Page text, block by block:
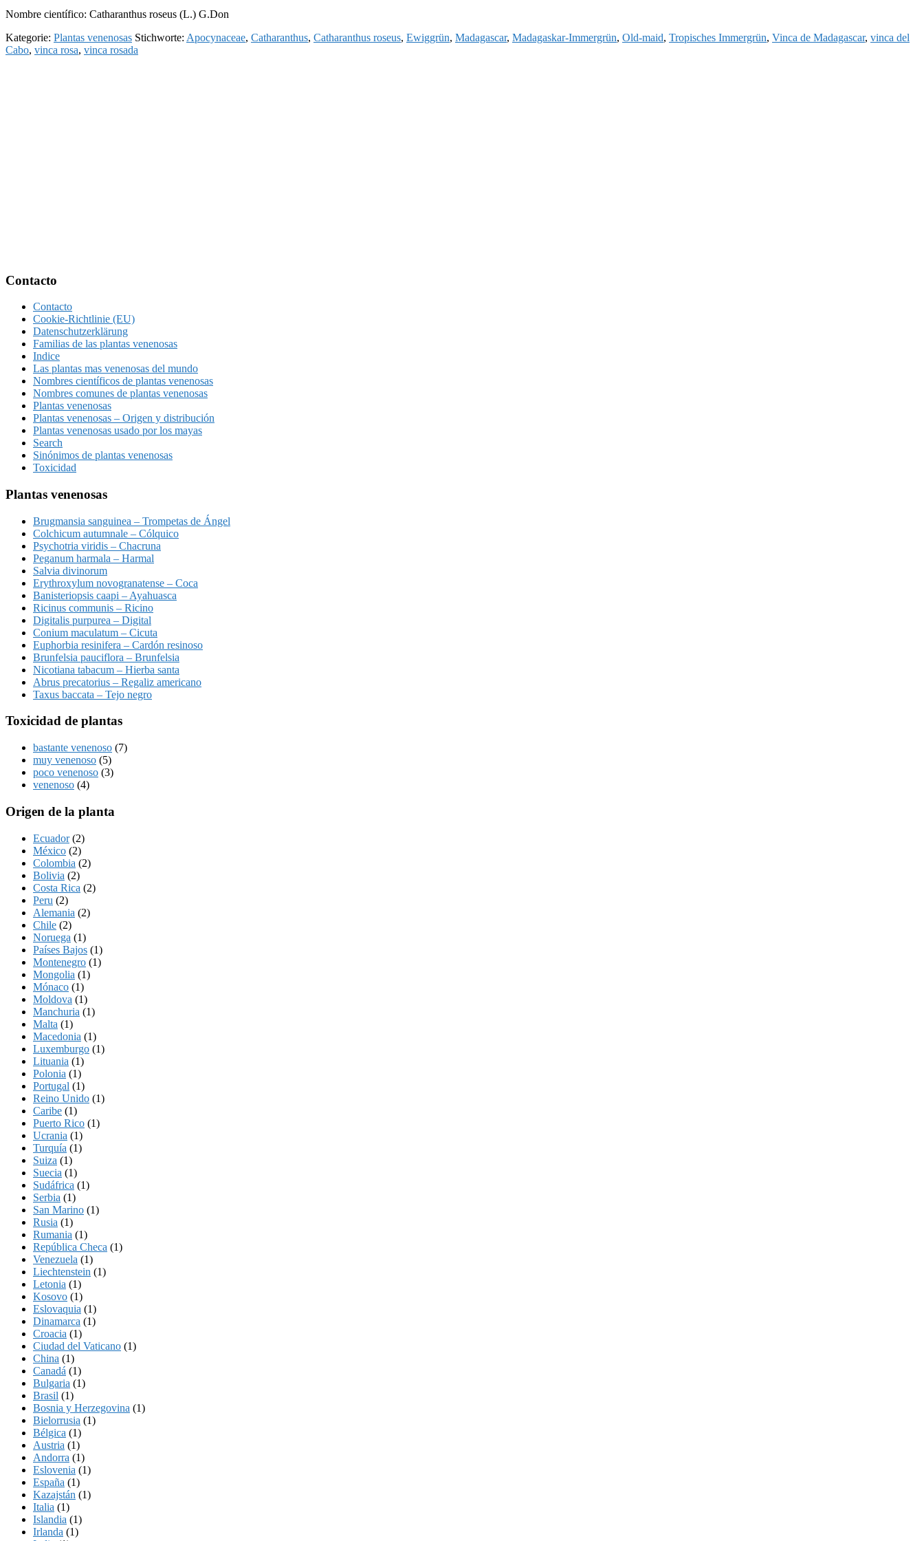
Nombre científico: Catharanthus roseus (L.) G.Don
Kategorie: Plantas venenosas Stichworte: Apocynaceae, Catharanthus, Catharanthus roseus, Ewiggrün, Madagascar, Madagaskar-Immergrün, Old-maid, Tropisches Immergrün, Vinca de Madagascar, vinca del
Cabo, vinca rosa, vinca rosada
Footer
Contacto
Contacto
Cookie-Richtlinie (EU)
Datenschutzerklärung
Familias de las plantas venenosas
Indice
Las plantas mas venenosas del mundo
Nombres científicos de plantas venenosas
Nombres comunes de plantas venenosas
Plantas venenosas
Plantas venenosas – Origen y distribución
Plantas venenosas usado por los mayas
Search
Sinónimos de plantas venenosas
Toxicidad
Plantas venenosas
Brugmansia sanguinea – Trompetas de Ángel
Colchicum autumnale – Cólquico
Psychotria viridis – Chacruna
Peganum harmala – Harmal
Salvia divinorum
Erythroxylum novogranatense – Coca
Banisteriopsis caapi – Ayahuasca
Ricinus communis – Ricino
Digitalis purpurea – Digital
Conium maculatum – Cicuta
Euphorbia resinifera – Cardón resinoso
Brunfelsia pauciflora – Brunfelsia
Nicotiana tabacum – Hierba santa
Abrus precatorius – Regaliz americano
Taxus baccata – Tejo negro
Toxicidad de plantas
bastante venenoso (7)
muy venenoso (5)
poco venenoso (3)
venenoso (4)
Origen de la planta
Ecuador(2)
México (2)
Colombia (2)
Bolivia (2)
Costa Rica (2)
Peru (2)
Alemania (2)
Chile (2)
Noruega (1)
Países Bajos (1)
Montenegro (1)
Mongolia (1)
Mónaco (1)
Moldova (1)
Manchuria (1)
Malta (1)
Macedonia (1)
Luxemburgo (1)
Lituania (1)
Polonia (1)
Portugal (1)
Reino Unido (1)
Caribe (1)
Puerto Rico (1)
Ucrania (1)
Turquía (1)
Suiza (1)
Suecia (1)
Sudáfrica (1)
Serbia (1)
San Marino (1)
Rusia (1)
Rumania (1)
República Checa (1)
Venezuela (1)
Liechtenstein (1)
Letonia (1)
Kosovo (1)
Eslovaquia (1)
Dinamarca (1)
Croacia (1)
Ciudad del Vaticano (1)
China (1)
Canadá (1)
Bulgaria (1)
Brasil (1)
Bosnia y Herzegovina (1)
Bielorrusia (1)
Bélgica (1)
Austria (1)
Andorra (1)
Eslovenia (1)
España (1)
Kazajstán (1)
Italia (1)
Islandia (1)
Irlanda (1)